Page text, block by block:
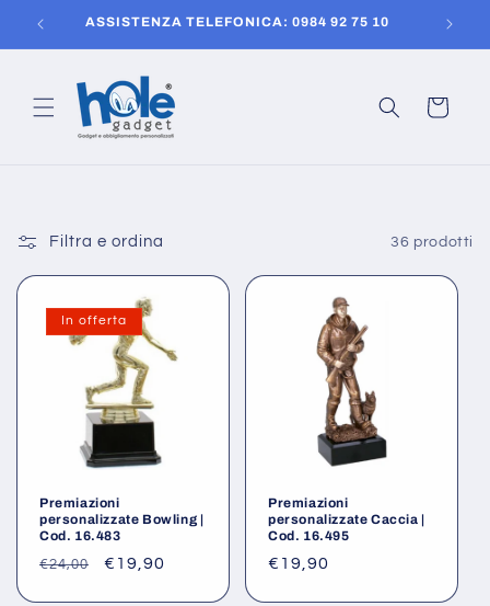
direttamenteASSISTENZA TELEFONICA: 0984 92 75 10
Carrello
Filtra e ordina 36 prodotti
In offerta
Premiazioni
personalizzate Bowling |
Cod. 16.483
Prezzo
€24,00
Prezzo
€19,90
Premiazioni
personalizzate Caccia |
Cod. 16.495
Prezzo
€19,90